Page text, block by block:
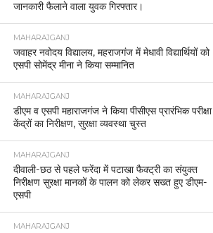
जानकारी फैलाने वाला युवक गिरफ्तार।
MAHARAJGANJ
जवाहर नवोदय विद्यालय, महराजगंज में मेधावी विद्यार्थियों को
एसपी सोमेंद्र मीना ने किया सम्मानित
MAHARAJGANJ
डीएम व एसपी महाराजगंज ने किया पीसीएस प्रारंभिक परीक्षा
केंद्रों का निरीक्षण, सुरक्षा व्यवस्था चुस्त
MAHARAJGANJ
दीवाली-छठ से पहले फरेंदा में पटाखा फैक्ट्री का संयुक्त
निरीक्षण सुरक्षा मानकों के पालन को लेकर सख्त हुए डीएम-
एसपी
MAHARAJGANJ